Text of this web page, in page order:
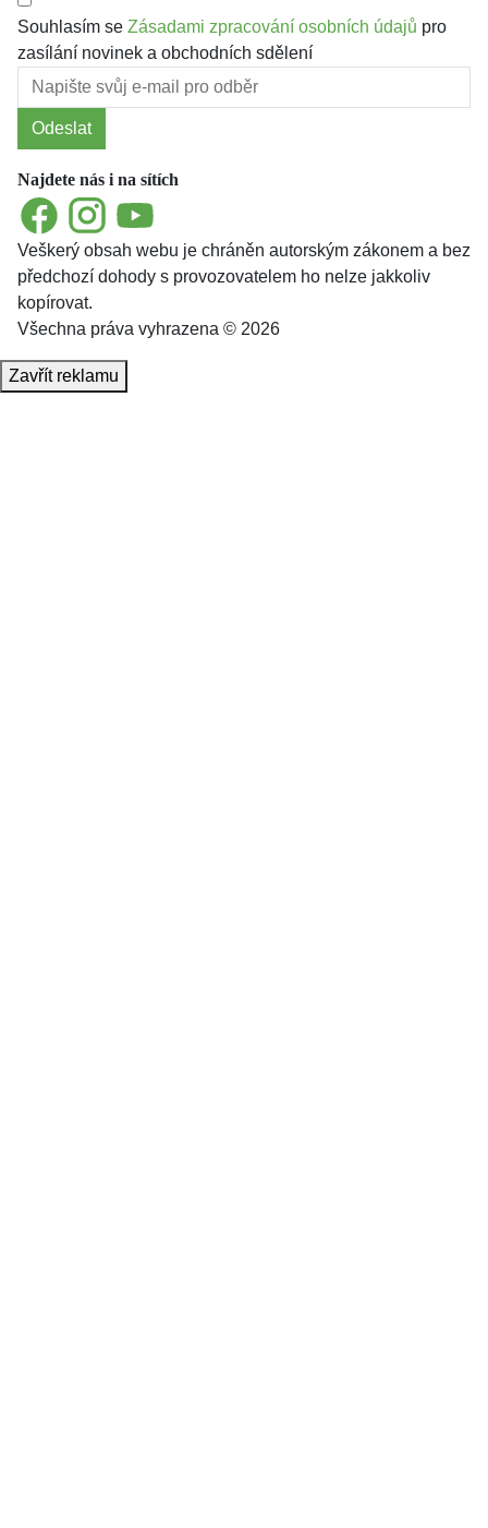
Souhlasím se Zásadami zpracování osobních údajů pro
zasílání novinek a obchodních sdělení
Odeslat
Najdete nás i na sítích
FacebookInstagramYouTube
Veškerý obsah webu je chráněn autorským zákonem a bez
předchozí dohody s provozovatelem ho nelze jakkoliv
kopírovat.
Všechna práva vyhrazena © 2026
Zavřít reklamu